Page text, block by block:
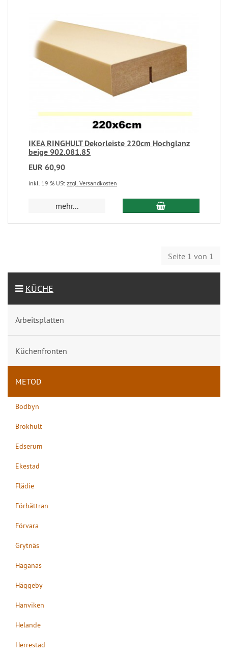
IKEA RINGHULT Dekorleiste 220cm Hochglanz
beige 902.081.85
EUR 60,90
inkl. 19 % USt zzgl. Versandkosten
mehr...
Seite 1 von 1
KÜCHE
Arbeitsplatten
Küchenfronten
METOD
Bodbyn
Brokhult
Edserum
Ekestad
Flädie
Förbättran
Förvara
Grytnäs
Haganäs
Häggeby
Hanviken
Helande
Herrestad